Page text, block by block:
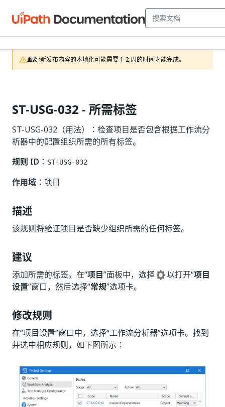
重要 :新发布内容的本地化可能需要 1-2 周的时间才能完成。
ST-USG-032 - 所需标签
ST-USG-032（用法）：检查项目是否包含根据工作流分
析器中的配置组织所需的所有标签。
规则 ID ： ST-USG-032
作用域 ：项目
描述
该规则将验证项目是否缺少组织所需的任何标签。
建议
添加所需的标签。在“项目”面板中，选择 以打开“项目
设置”窗口，然后选择“常规”选项卡。
修改规则
在“项目设置”窗口中，选择“工作流分析器”选项卡。找到
并选中相应规则，如下图所示：